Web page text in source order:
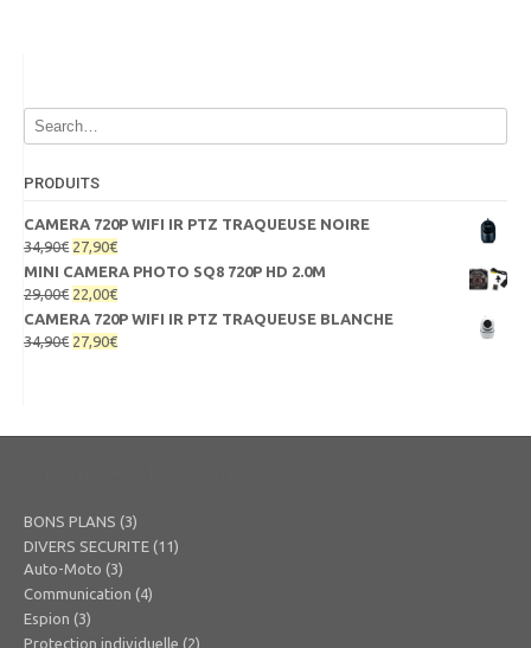
PRODUITS
CAMERA 720P WIFI IR PTZ TRAQUEUSE NOIRE
34,90€ Le
prix
initial
était :
34,90€.
27,90€Le
prix
actuel
est :
27,90€.
MINI CAMERA PHOTO SQ8 720P HD 2.0M
29,00€ Le
prix
initial
22,00€Le
prix
actuel
CAMERA 720P WIFI IR PTZ TRAQUEUSE BLANCHE
34,90€ Le
27,90€Le
BONS PLANS (3)
DIVERS SECURITE (11)
Auto-Moto (3)
Communication (4)
Espion (3)
Protection individuelle (2)